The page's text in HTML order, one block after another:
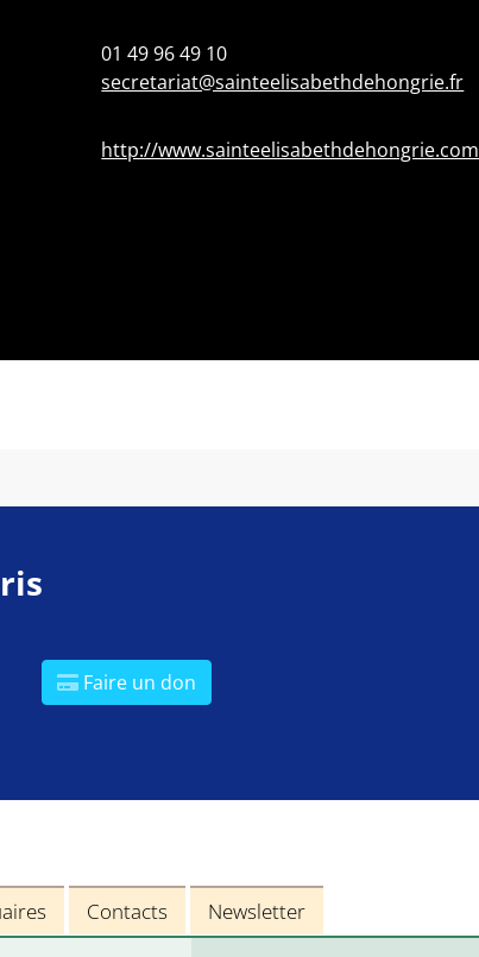
01 49 96 49 10
secretariat@sainteelisabethdehongrie.fr
http://www.sainteelisabethdehongrie.com
Faire un don
Contacts Newsletter